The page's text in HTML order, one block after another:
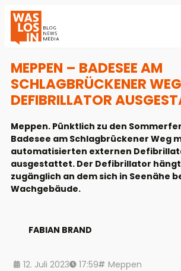
MEPPEN – BADESEE AM
SCHLAGBRÜCKENER
DEFIBRILLATOR
Meppen. Pünktlich zu den
Badesee am Schlagbrückener Weg
automatisierten externen
ausgestattet. Der Defibrillator
zugänglich an dem sich in Seenähe
Wachgebäude.
FABIAN BRAND
12. Juli 2023 17:59 Meppen